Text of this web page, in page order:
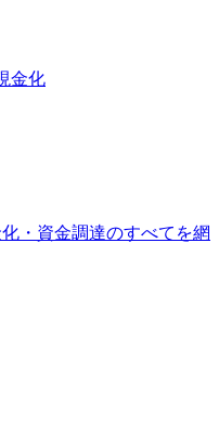
金化
・資金調達のすべてを網